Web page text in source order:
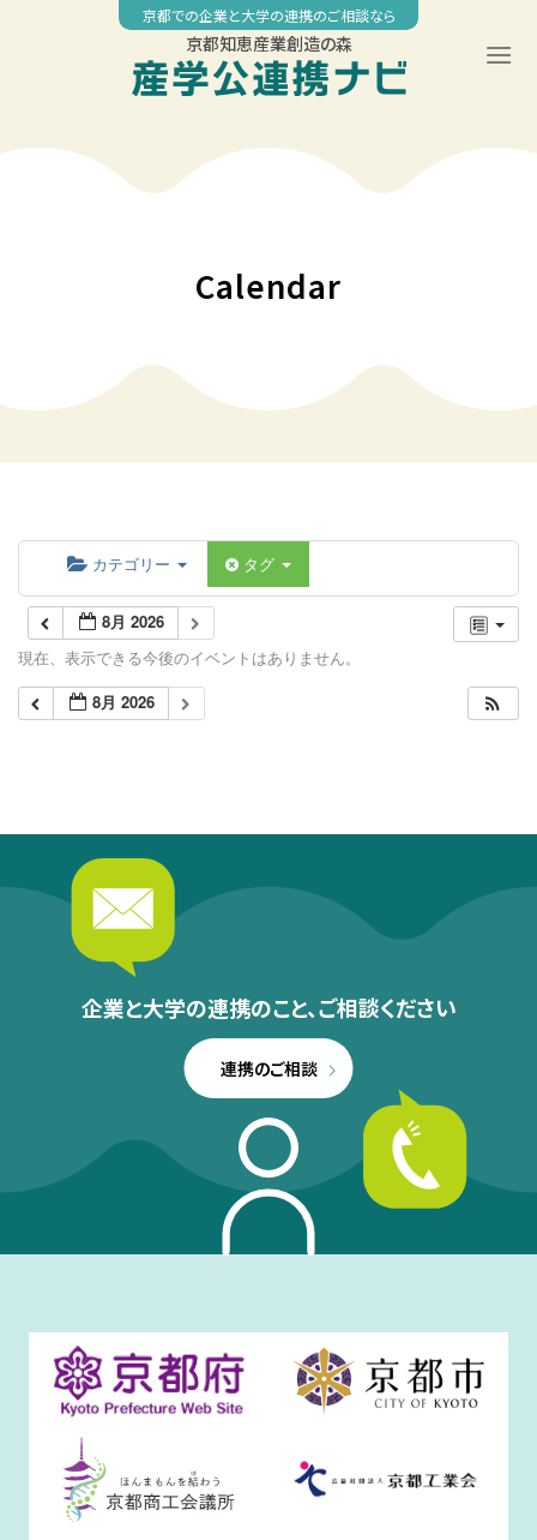
京都での企業と大学の連携のご相談なら
京都知恵産業創造の森
Calendar
カテゴリー タグ
8月 2026
現在、表示できる今後のイベントはありません。
8月 2026
企業と大学の連携のこと、ご相談ください
連携のご相談